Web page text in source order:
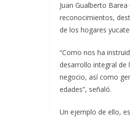
Juan Gualberto
reconocimientos,
de los hogares
“Como nos ha
desarrollo integral
negocio, así como
edades”, señaló.
Un ejemplo de ello,